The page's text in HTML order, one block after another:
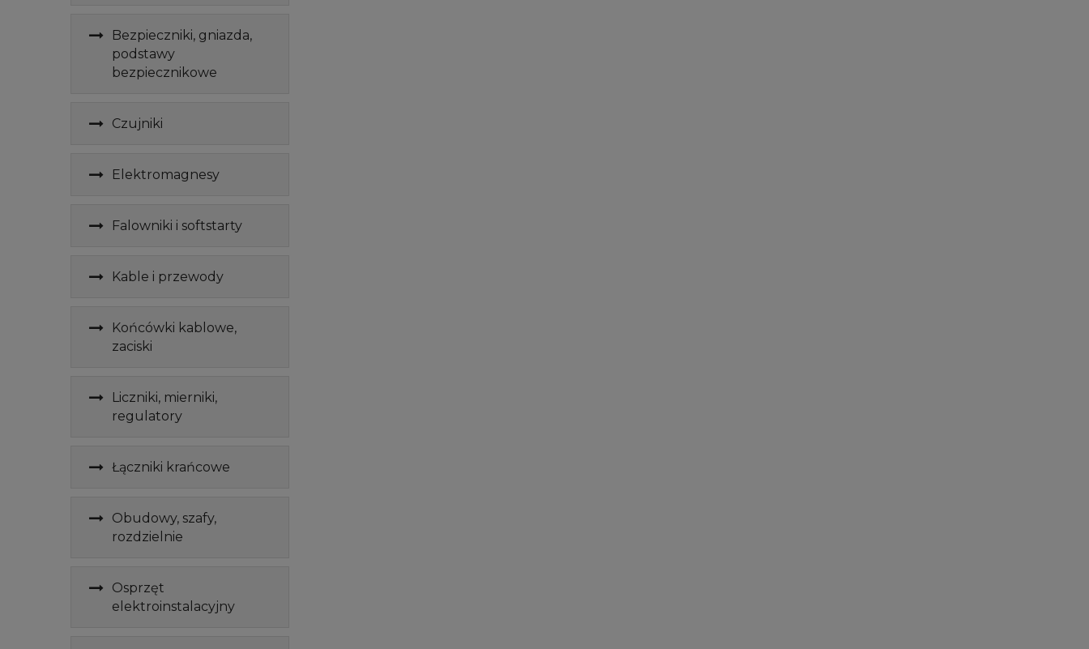
Bezpieczniki, gniazda,
podstawy
bezpiecznikowe
Czujniki
Elektromagnesy
Falowniki i softstarty
Kable i przewody
Końcówki kablowe,
zaciski
Liczniki, mierniki,
regulatory
Łączniki krańcowe
Obudowy, szafy,
rozdzielnie
Osprzęt
elektroinstalacyjny